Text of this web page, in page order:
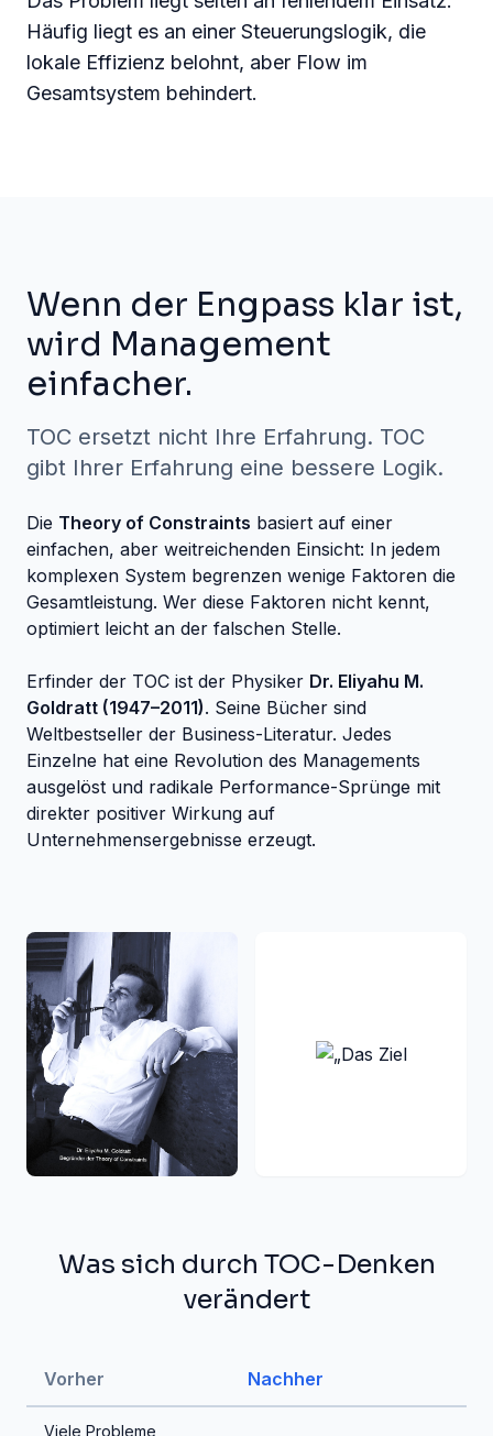
Häufig liegt es an einer Steuerungslogik, die
lokale Effizienz belohnt, aber Flow im
Gesamtsystem behindert.
Wenn der Engpass klar ist,
wird Management
einfacher.
TOC ersetzt nicht Ihre Erfahrung. TOC
gibt Ihrer Erfahrung eine bessere Logik.
Die Theory of Constraints basiert auf einer
einfachen, aber weitreichenden Einsicht: In jedem
komplexen System begrenzen wenige Faktoren die
Gesamtleistung. Wer diese Faktoren nicht kennt,
optimiert leicht an der falschen Stelle.
Erfinder der TOC ist der Physiker Dr. Eliyahu M.
Goldratt (1947–2011). Seine Bücher sind
Weltbestseller der Business-Literatur. Jedes
Einzelne hat eine Revolution des Managements
ausgelöst und radikale Performance-Sprünge mit
direkter positiver Wirkung auf
Unternehmensergebnisse erzeugt.
Was sich durch TOC-Denken
verändert
Vorher Nachher
Viele Probleme